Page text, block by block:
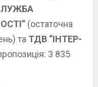
(остаточна
та ТДВ “ІНТЕР-
3 835